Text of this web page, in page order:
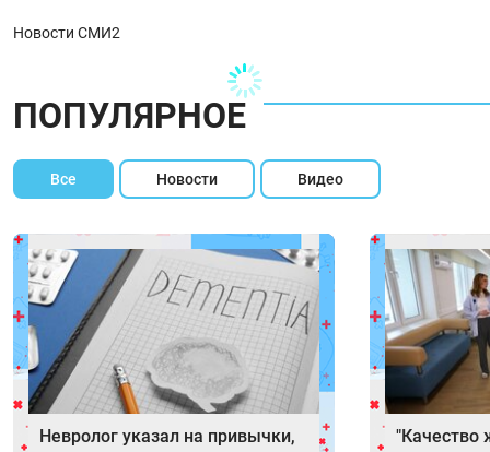
Новости СМИ2
ПОПУЛЯРНОЕ
Все Новости Видео
Невролог указал на привычки,
"Качество